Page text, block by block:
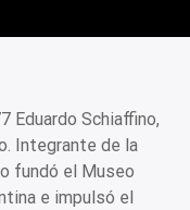
Eduardo Schiaffino,
Integrante de la
fundó el Museo
e impulsó el